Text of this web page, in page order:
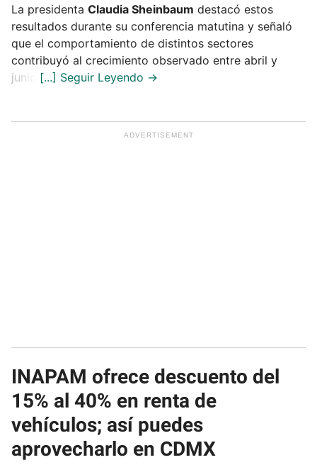
La presidenta Claudia Sheinbaum destacó estos
resultados durante su conferencia matutina y señaló
que el comportamiento de distintos sectores
contribuyó al crecimiento observado entre abril y
junio.
INAPAM ofrece descuento del
15% al 40% en renta de
vehículos; así puedes
aprovecharlo en CDMX